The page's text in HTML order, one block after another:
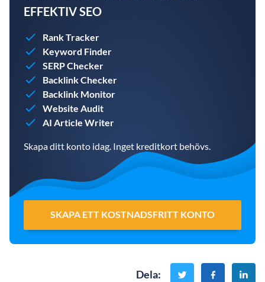
EFFEKTIV SEO
Rank Tracker
Keyword Finder
SERP Checker
Backlink Checker
Backlink Monitor
Website Audit
AI Article Writer
Skapa ditt konto idag. Inget kreditkort behövs.
SKAPA ETT KOSTNADSFRITT KONTO
Dela: